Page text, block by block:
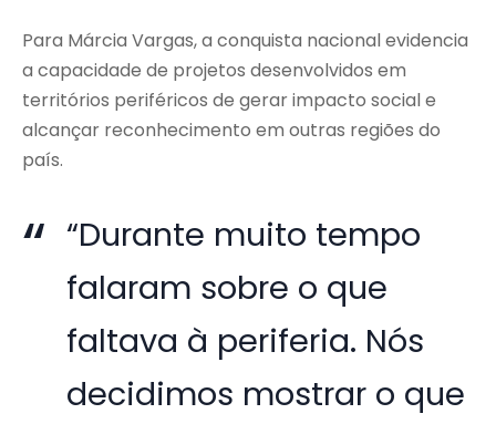
Para Márcia Vargas, a conquista nacional evidencia
a capacidade de projetos desenvolvidos em
territórios periféricos de gerar impacto social e
alcançar reconhecimento em outras regiões do
país.
“Durante muito tempo
falaram sobre o que
faltava à periferia. Nós
decidimos mostrar o que